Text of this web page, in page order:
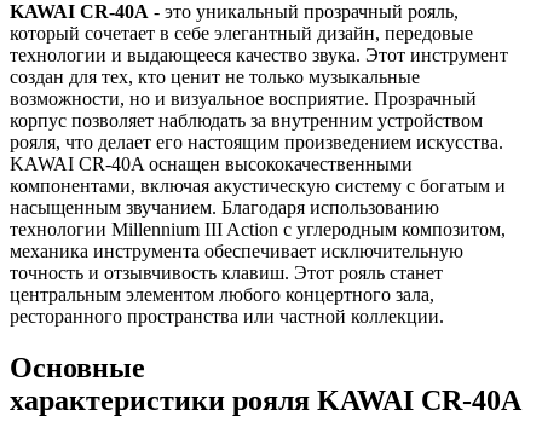
KAWAI CR-40A - это уникальный прозрачный рояль,
который сочетает в себе элегантный дизайн, передовые
технологии и выдающееся качество звука. Этот инструмент
создан для тех, кто ценит не только музыкальные
возможности, но и визуальное восприятие. Прозрачный
корпус позволяет наблюдать за внутренним устройством
рояля, что делает его настоящим произведением искусства.
KAWAI CR-40A оснащен высококачественными
компонентами, включая акустическую систему с богатым и
насыщенным звучанием. Благодаря использованию
технологии Millennium III Action с углеродным композитом,
механика инструмента обеспечивает исключительную
точность и отзывчивость клавиш. Этот рояль станет
центральным элементом любого концертного зала,
ресторанного пространства или частной коллекции.
Основные
характеристики рояля KAWAI CR-40A